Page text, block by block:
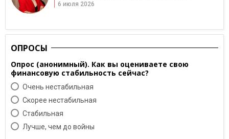
6 июля 2026
ОПРОСЫ
Опрос (анонимный). Как вы оцениваете свою
финансовую стабильность сейчас?
Очень нестабильная
Скорее нестабильная
Cтабильная
Лучше, чем до войны